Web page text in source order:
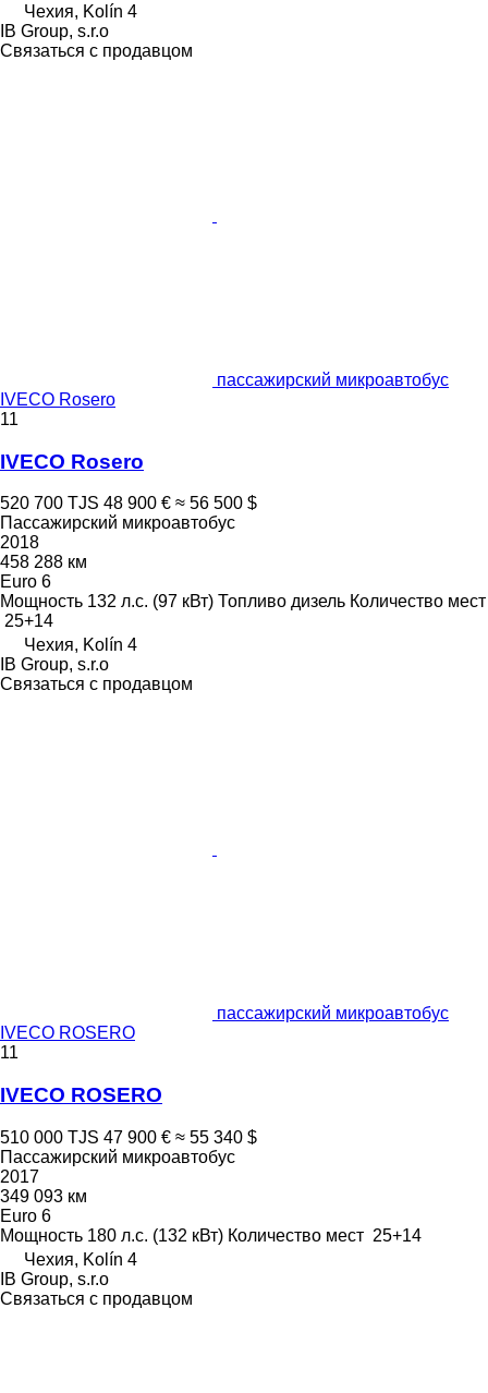
Чехия, Kolín 4
IB Group, s.r.o
Связаться с продавцом
пассажирский микроавтобус
IVECO Rosero
11
IVECO Rosero
520 700 TJS 48 900 € ≈ 56 500 $
Пассажирский микроавтобус
2018
458 288 км
Euro 6
Мощность 132 л.с. (97 кВт) Топливо дизель Количество мест
25+14
Чехия, Kolín 4
IB Group, s.r.o
Связаться с продавцом
пассажирский микроавтобус
IVECO ROSERO
11
IVECO ROSERO
510 000 TJS 47 900 € ≈ 55 340 $
Пассажирский микроавтобус
2017
349 093 км
Euro 6
Мощность 180 л.с. (132 кВт) Количество мест 25+14
Чехия, Kolín 4
IB Group, s.r.o
Связаться с продавцом